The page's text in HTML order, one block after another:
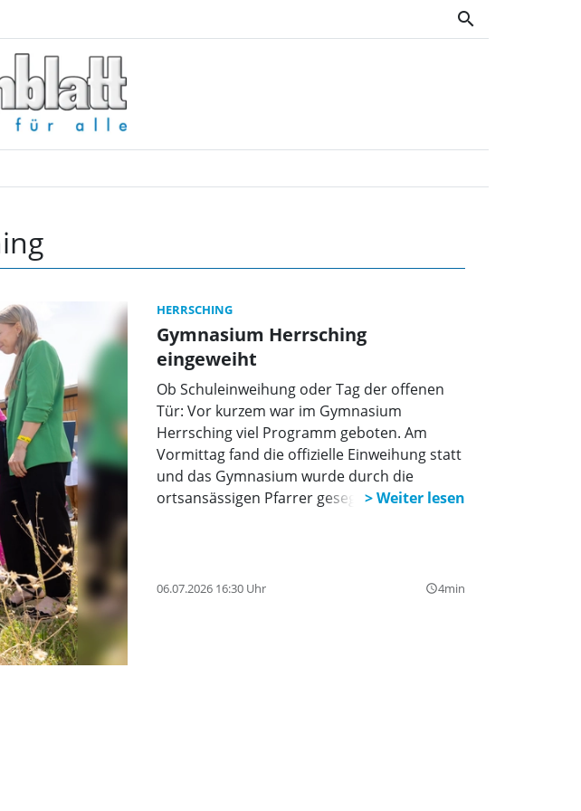
search
Wochenblatt OWV
HERRSCHING
Gymnasium Herrsching
eingeweiht
Ob Schuleinweihung oder Tag der offenen
Tür: Vor kurzem war im Gymnasium
Herrsching viel Programm geboten. Am
Vormittag fand die offizielle Einweihung statt
und das Gymnasium wurde durch die
ortsansässigen Pfarrer gesegnet.
06.07.2026 16:30 Uhr query_builder4min